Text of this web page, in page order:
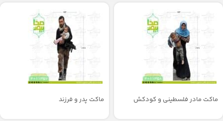
ماکت مادر فلسطینی و کودکش ماکت پدر و فرزند